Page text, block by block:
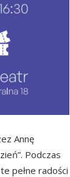
Annę
Podczas
pełne radości